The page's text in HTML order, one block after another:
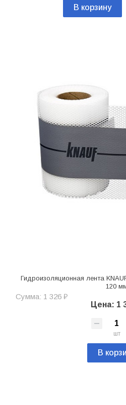
В корзину
Гидроизоляционная лента
120
Сумма: 1 326 ₽
Цена: 1
шт
В